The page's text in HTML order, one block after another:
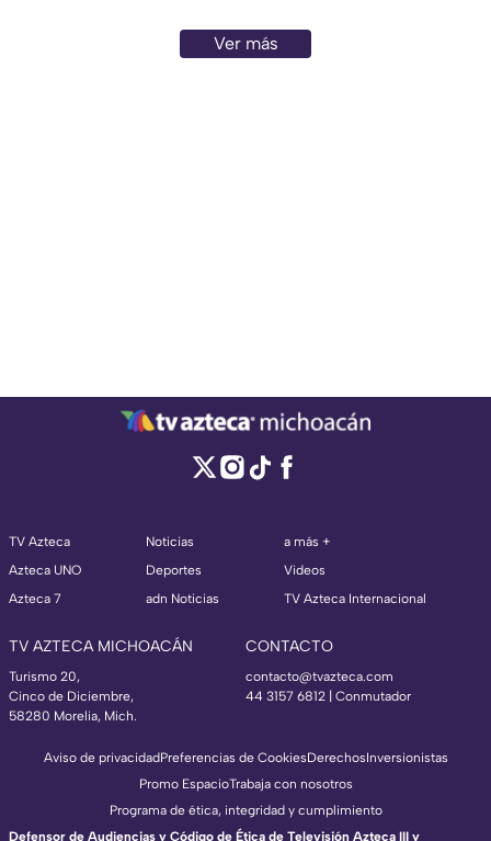
Ver más
TV Azteca
Azteca UNO
Azteca 7
Noticias
Deportes
adn Noticias
a más +
Videos
TV Azteca Internacional
TV AZTECA MICHOACÁN
Turismo 20,
Cinco de Diciembre,
58280 Morelia, Mich.
CONTACTO
contacto@tvazteca.com
44 3157 6812 | Conmutador
Aviso de privacidadPreferencias de CookiesDerechosInversionistas
Promo EspacioTrabaja con nosotros
Programa de ética, integridad y cumplimiento
Defensor de Audiencias y Código de Ética de Televisión Azteca III y